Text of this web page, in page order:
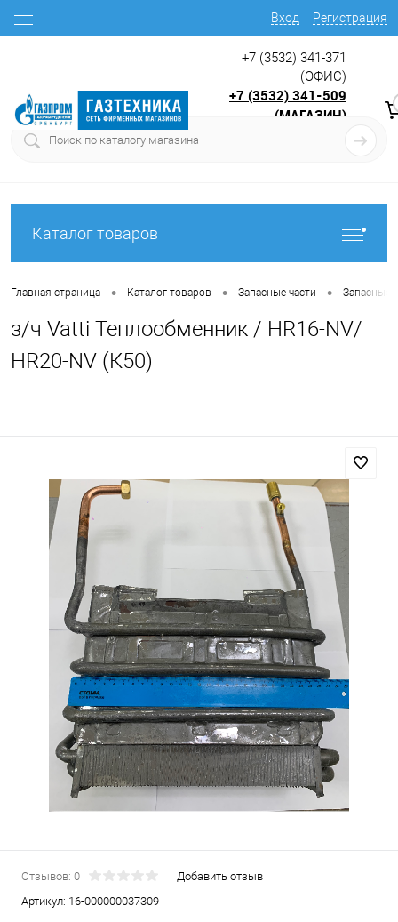
Вход Регистрация
+7 (3532) 341-371
(ОФИС)
+7 (3532) 341-509
(МАГАЗИН)
Каталог товаров
Главная страница • Каталог товаров • Запасные части • Запасные
з/ч Vatti Теплообменник / HR16-NV/
HR20-NV (К50)
Отзывов: 0
Добавить отзыв
Артикул: 16-000000037309